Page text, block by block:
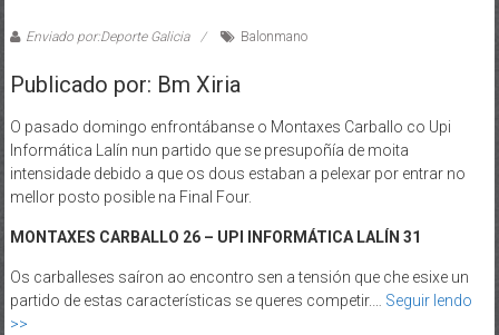
Enviado por:Deporte Galicia Balonmano
Publicado por: Bm Xiria
O pasado domingo enfrontábanse o Montaxes Carballo co Upi
Informática Lalín nun partido que se presupoñía de moita
intensidade debido a que os dous estaban a pelexar por entrar no
mellor posto posible na Final Four.
MONTAXES CARBALLO 26 – UPI INFORMÁTICA LALÍN 31
Os carballeses saíron ao encontro sen a tensión que che esixe un
partido de estas características se queres competir.… Seguir lendo
>>